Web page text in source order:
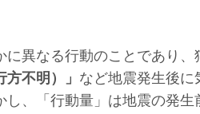
に異なる行動のことであり、
不明）」 など地震発生後
、「行動量」は地震の発